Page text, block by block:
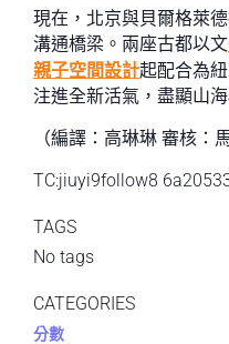
現在，北京與貝爾格萊
溝通橋梁。兩座古都以文
親子空間設計起配合為
注進全新活氣，盡顯山
（編譯：高琳琳 審核：
TC:jiuyi9follow8
TAGS
No tags
CATEGORIES
分數